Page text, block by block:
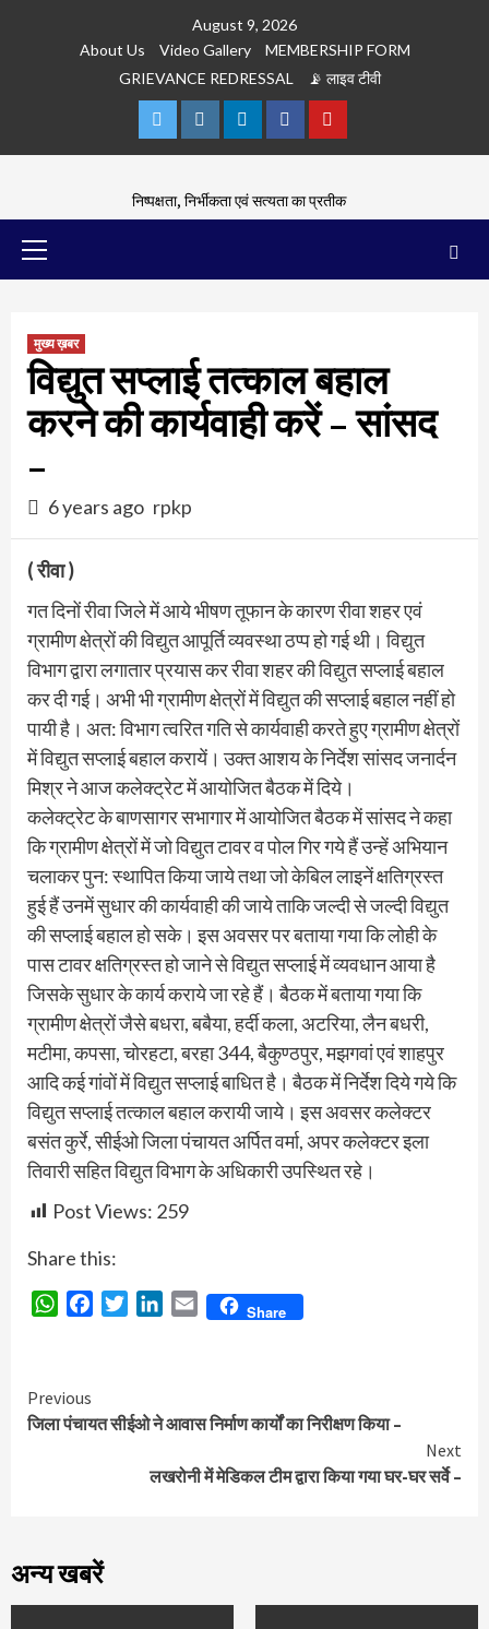
August 9, 2026
About Us
Video Gallery
MEMBERSHIP FORM
GRIEVANCE REDRESSAL
📡 लाइव टीवी
TwitterInstagramLinkedlnFacebookYoutube
निष्पक्षता, निर्भीकता एवं सत्यता का प्रतीक
Primary
मुख्य ख़बर
विद्युत सप्लाई तत्काल बहाल
करने की कार्यवाही करें – सांसद
–
6 years ago rpkp
( रीवा )
गत दिनों रीवा जिले में आये भीषण तूफान के कारण रीवा शहर एवं
ग्रामीण क्षेत्रों की विद्युत आपूर्ति व्यवस्था ठप्प हो गई थी। विद्युत
विभाग द्वारा लगातार प्रयास कर रीवा शहर की विद्युत सप्लाई बहाल
कर दी गई। अभी भी ग्रामीण क्षेत्रों में विद्युत की सप्लाई बहाल नहीं हो
पायी है। अत: विभाग त्वरित गति से कार्यवाही करते हुए ग्रामीण क्षेत्रों
में विद्युत सप्लाई बहाल करायें। उक्त आशय के निर्देश सांसद जनार्दन
मिश्र ने आज कलेक्ट्रेट में आयोजित बैठक में दिये।
कलेक्ट्रेट के बाणसागर सभागार में आयोजित बैठक में सांसद ने कहा
कि ग्रामीण क्षेत्रों में जो विद्युत टावर व पोल गिर गये हैं उन्हें अभियान
चलाकर पुन: स्थापित किया जाये तथा जो केबिल लाइनें क्षतिग्रस्त
हुई हैं उनमें सुधार की कार्यवाही की जाये ताकि जल्दी से जल्दी विद्युत
की सप्लाई बहाल हो सके। इस अवसर पर बताया गया कि लोही के
पास टावर क्षतिग्रस्त हो जाने से विद्युत सप्लाई में व्यवधान आया है
जिसके सुधार के कार्य कराये जा रहे हैं। बैठक में बताया गया कि
ग्रामीण क्षेत्रों जैसे बधरा, बबैया, हर्दी कला, अटरिया, लैन बधरी,
मटीमा, कपसा, चोरहटा, बरहा 344, बैकुण्ठपुर, मझगवां एवं शाहपुर
आदि कई गांवों में विद्युत सप्लाई बाधित है। बैठक में निर्देश दिये गये कि
विद्युत सप्लाई तत्काल बहाल करायी जाये। इस अवसर कलेक्टर
बसंत कुर्रे, सीईओ जिला पंचायत अर्पित वर्मा, अपर कलेक्टर इला
तिवारी सहित विद्युत विभाग के अधिकारी उपस्थित रहे।
Post Views: 259
Share this:
WhatsAppFacebookTwitterLinkedIn
Email Share
Continue
Reading
Previous
जिला पंचायत सीईओ ने आवास निर्माण कार्यों का निरीक्षण किया –
Next
लखरोनी में मेडिकल टीम द्वारा किया गया घर-घर सर्वे –
अन्य खबरें